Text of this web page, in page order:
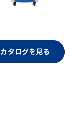
カタログを見る